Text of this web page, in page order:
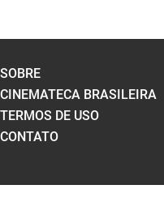
SOBRE
CINEMATECA BRASILEIRA
TERMOS DE USO
CONTATO